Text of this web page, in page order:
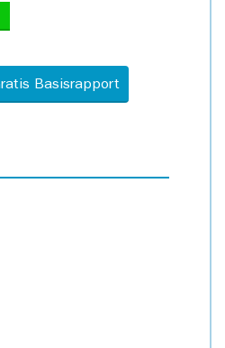
Basisrapport